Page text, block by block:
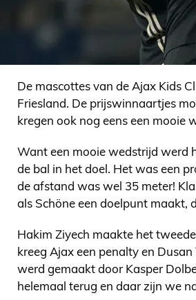
De mascottes van de Ajax Kids
Friesland. De prijswinnaartjes
kregen ook nog eens een mooie
Want een mooie wedstrijd werd
de bal in het doel. Het was een
de afstand was wel 35 meter!
als Schöne een doelpunt maakt,
Hakim Ziyech maakte het
kreeg Ajax een penalty en
werd gemaakt door Kasper
helemaal terug en daar zijn we